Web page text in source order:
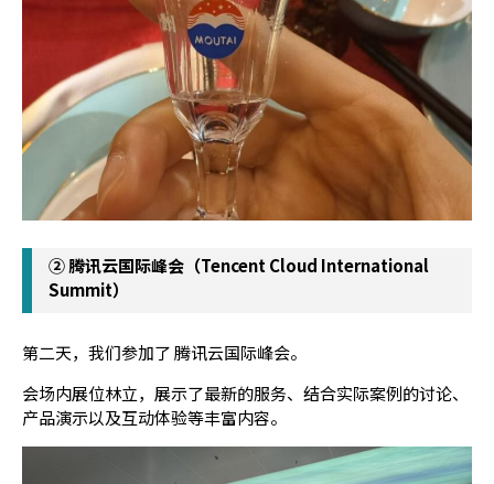
② 腾讯云国际峰会（Tencent Cloud International
Summit）
第二天，我们参加了 腾讯云国际峰会。
会场内展位林立，展示了最新的服务、结合实际案例的讨论、
产品演示以及互动体验等丰富内容。